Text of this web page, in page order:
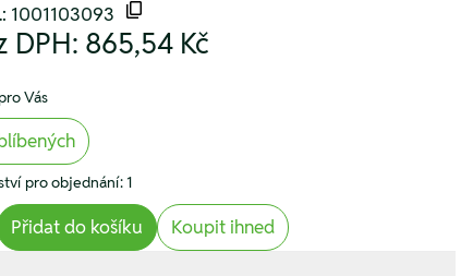
1001103093
DPH: 865,54 Kč
Vás
pro objednání: 1
Přidat do košíku Koupit ihned